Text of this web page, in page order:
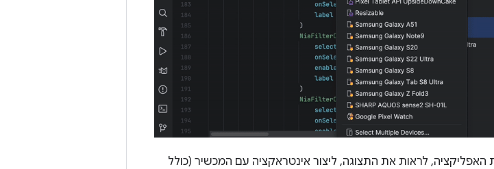
לראות את התצוגה, ליצור אינטראקציה עם המכשיר (כולל